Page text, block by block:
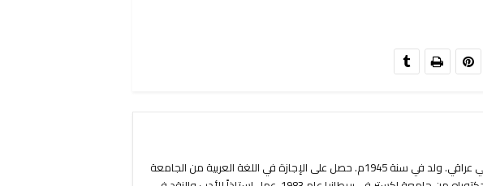
علي جعفر العلّاق شاعر وأستاذ جامعي عراقي. ولد في سنة 1945م. حصل على الإجازة في اللغة العربية من الجامعة